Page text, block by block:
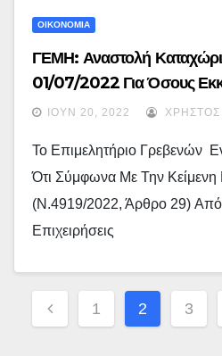
ΟΙΚΟΝΟΜΙΑ
ΓΕΜΗ: Αναστολή
01/07/2022 Για Όσους
Συγκεκριμένων Πράξεων
ΙΟΎΝ 20, 2022
Το Επιμελητήριο Γρεβενών
Ότι Σύμφωνα Με Την Κείμενη
(Ν.4919/2022, Άρθρο 29)
Επιχειρήσεις
Σελιδοποίηση
Άρθρων
1 2 3